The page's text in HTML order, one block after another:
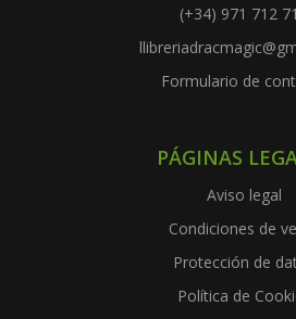
(+34) 971 712
Formulario de
PÁGINAS
Aviso legal
Condiciones de
Protección de
Política de